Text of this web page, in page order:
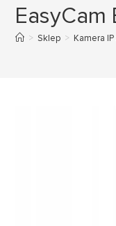
EasyCam
> Sklep > Kamera